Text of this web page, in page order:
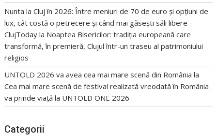
Nunta la Cluj în 2026: Între meniuri de 70 de euro și opțiuni de
lux, cât costă o petrecere și când mai găsești săli libere -
ClujToday la Noaptea Bisericilor: tradiția europeană care
transformă, în premieră, Clujul într-un traseu al patrimoniului
religios
UNTOLD 2026 va avea cea mai mare scenă din România la
Cea mai mare scenă de festival realizată vreodată în România
va prinde viață la UNTOLD ONE 2026
Categorii